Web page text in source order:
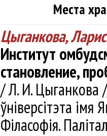
Места
Цыганкова,
Институт
становление,
/ Л. И. Цыганкова
ўніверсітэта імя
Філасофія.